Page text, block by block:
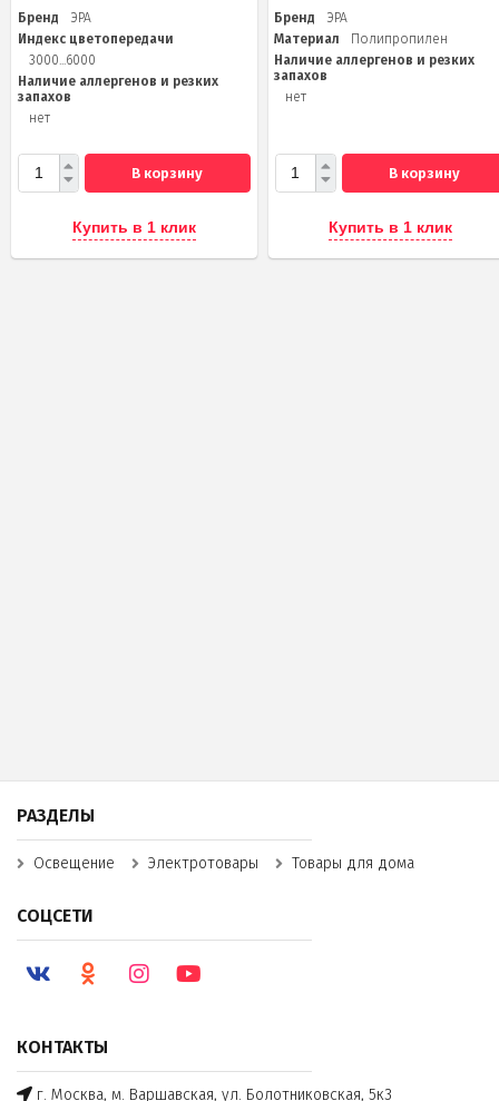
Бренд
ЭРА
Индекс цветопередачи
3000...6000
Наличие аллергенов и резких
запахов
нет
В корзину
Купить в 1 клик
Бренд
ЭРА
Материал
Полипропилен
Наличие аллергенов и резких
запахов
нет
В корзину
Купить в 1 клик
КОНТАКТЫ
г. Москва, м. Варшавская, ул. Болотниковская, 5к3
РАЗДЕЛЫ
Освещение Электротовары Товары для дома
СОЦСЕТИ